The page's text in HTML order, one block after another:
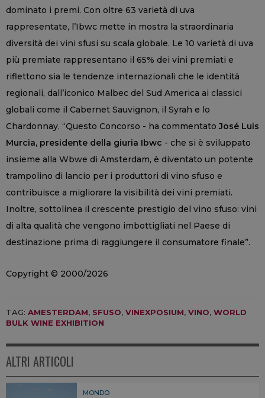
dominato i premi. Con oltre 63 varietà di uva
rappresentate, l’Ibwc mette in mostra la straordinaria
diversità dei vini sfusi su scala globale. Le 10 varietà di uva
più premiate rappresentano il 65% dei vini premiati e
riflettono sia le tendenze internazionali che le identità
regionali, dall’iconico Malbec del Sud America ai classici
globali come il Cabernet Sauvignon, il Syrah e lo
Chardonnay. “Questo Concorso - ha commentatoJosé Luis
Murcia, presidente della giuria Ibwc - che si è sviluppato
insieme alla Wbwe di Amsterdam, è diventato un potente
trampolino di lancio per i produttori di vino sfuso e
contribuisce a migliorare la visibilità dei vini premiati.
Inoltre, sottolinea il crescente prestigio del vino sfuso: vini
di alta qualità che vengono imbottigliati nel Paese di
destinazione prima di raggiungere il consumatore finale”.
Copyright © 2000/2026
TAG: AMESTERDAM, SFUSO, VINEXPOSIUM, VINO, WORLD
BULK WINE EXHIBITION
ALTRI ARTICOLI
MONDO